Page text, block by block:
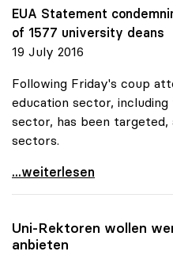
EUA Statement
of 1577 university deans
19 July 2016
Following Friday's coup
education sector,
sector, has been
sectors.
uniko verurteilt
...weiterlesen
Uni-Rektoren wollen
anbieten